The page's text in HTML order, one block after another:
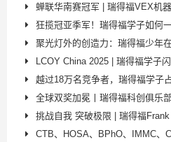
蝉联华南赛冠军 | 瑞得福VEX机器人再次
狂揽冠亚季军！瑞得福学子如何一战封
聚光灯外的创造力：瑞得福少年
LCOY China 2025 | 瑞得福学子闪耀
越过18万名竞争者，瑞得福学子占位
全球双奖加冕丨瑞得福科创俱乐部【SafeBark
挑战自我 突破极限 | 瑞得福Frank 高熙恒
CTB、HOSA、BPhO、IMMC、CCC、